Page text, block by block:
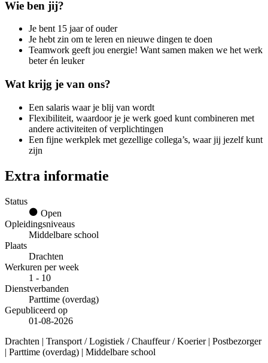
Wie ben jij?
Je bent 15 jaar of ouder
Je hebt zin om te leren en nieuwe dingen te doen
Teamwork geeft jou energie! Want samen maken we het werk
beter én leuker
Wat krijg je van ons?
Een salaris waar je blij van wordt
Flexibiliteit, waardoor je je werk goed kunt combineren met
andere activiteiten of verplichtingen
Een fijne werkplek met gezellige collega’s, waar jij jezelf kunt
zijn
Extra informatie
Status
Open
Opleidingsniveaus
Middelbare school
Plaats
Drachten
Werkuren per week
1 - 10
Dienstverbanden
Parttime (overdag)
Gepubliceerd op
01-08-2026
Drachten | Transport / Logistiek / Chauffeur / Koerier | Postbezorger
| Parttime (overdag) | Middelbare school